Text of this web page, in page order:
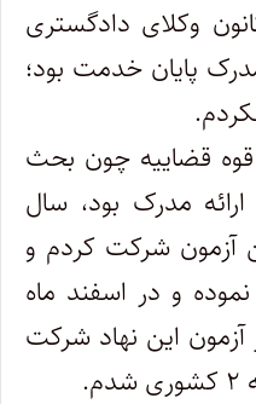
وکلای دادگستری
پایان خدمت بود؛
قوه قضاییه چون بحث
مدرک بود، سال
این آزمون شرکت کردم و
نموده و در اسفند ماه
در آزمون این نهاد شرکت